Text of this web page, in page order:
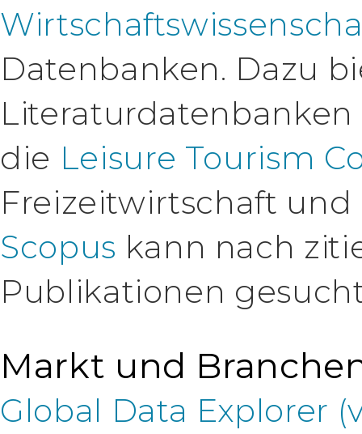
Datenbanken. Dazu
Literaturdatenbanken
die Leisure Tourism
Freizeitwirtschaft
Scopus kann nach
Publikationen
Markt und
Global Data Explorer